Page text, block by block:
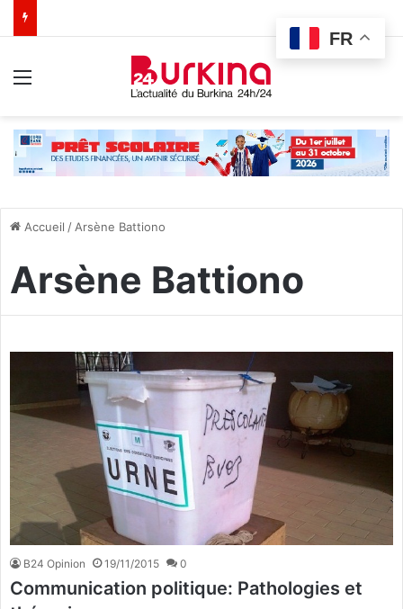
Accueil / Arsène Battiono
Arsène Battiono
B24 Opinion 19/11/2015 0
Communication politique: Pathologies et
FR